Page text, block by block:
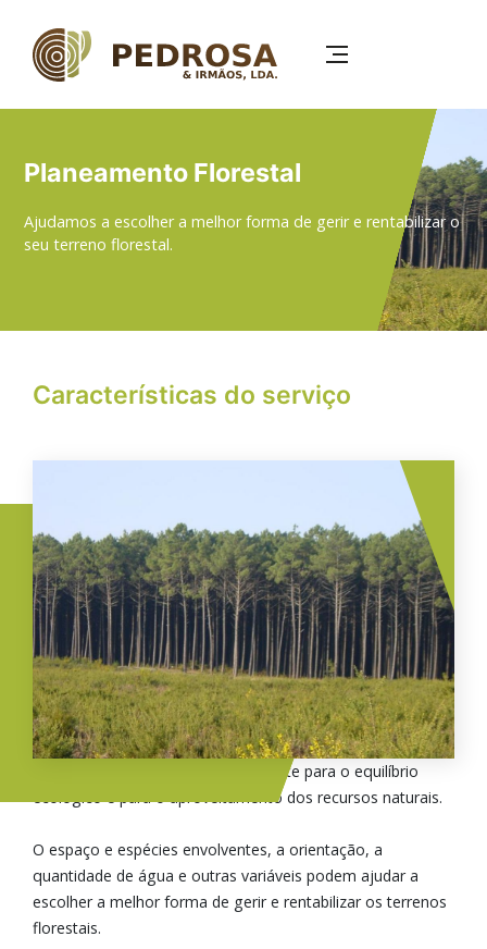
para
Planeamento Florestal
Ajudamos a escolher a melhor forma de gerir e rentabilizar o
seu terreno florestal.
Características do serviço
O planeamento florestal é importante para o equilíbrio
ecológico e para o aproveitamento dos recursos naturais.
O espaço e espécies envolventes, a orientação, a
quantidade de água e outras variáveis podem ajudar a
escolher a melhor forma de gerir e rentabilizar os terrenos
florestais.